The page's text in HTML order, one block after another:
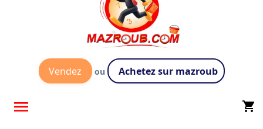
Vendez ou Achetez sur mazroub
 shopping_cart